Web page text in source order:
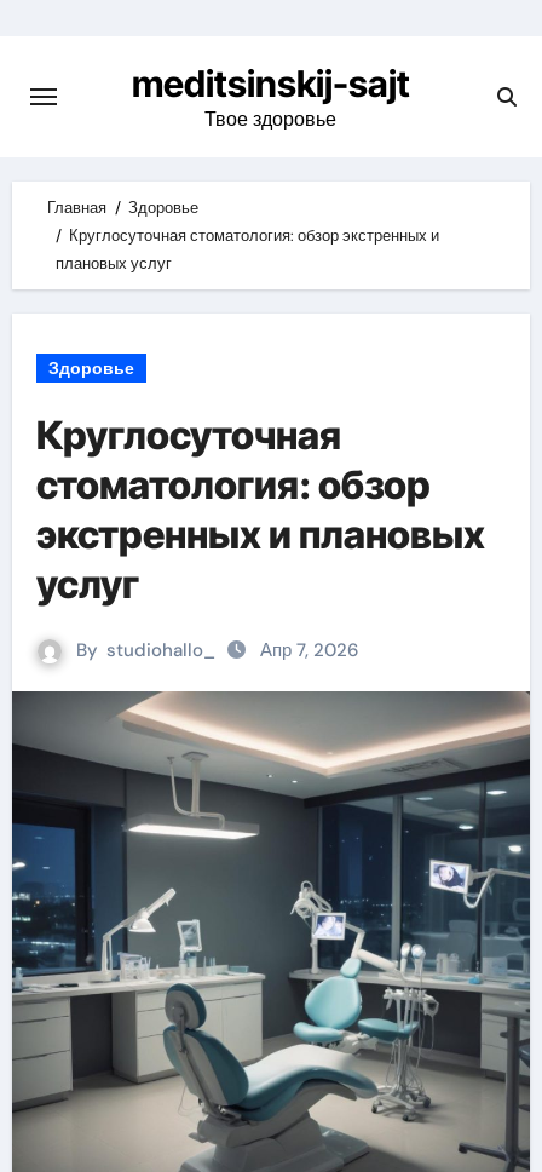
content
meditsinskij-sajt
Твое здоровье
Главная
Здоровье
Круглосуточная стоматология: обзор экстренных и
плановых услуг
Здоровье
Круглосуточная
стоматология: обзор
экстренных и плановых
услуг
By studiohallo_ Апр 7, 2026